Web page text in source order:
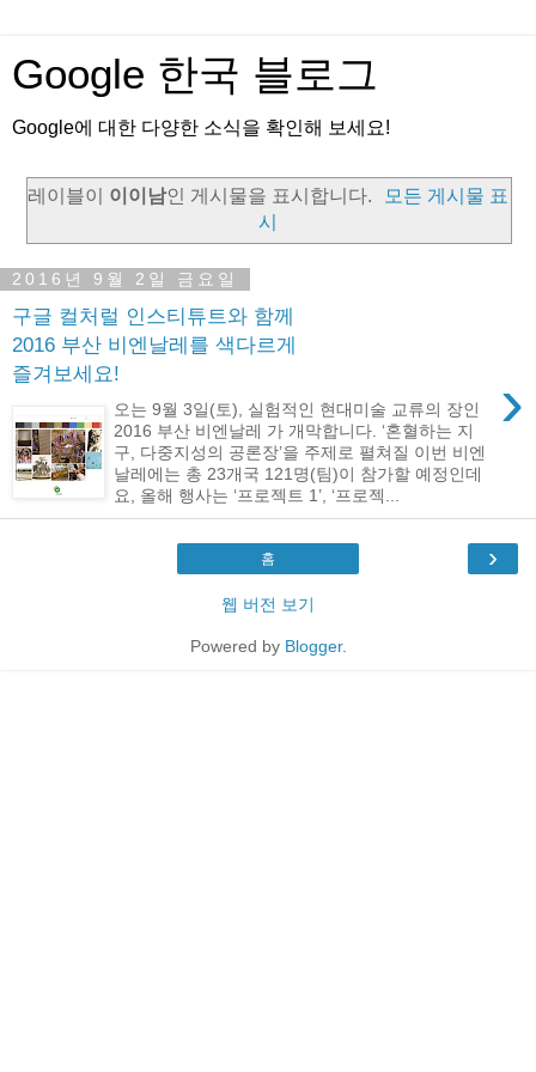
Google 한국 블로그
Google에 대한 다양한 소식을 확인해 보세요!
레이블이 이이남인 게시물을 표시합니다.
모든 게시물 표
시
2016년 9월 2일 금요일
구글 컬처럴 인스티튜트와 함께
2016 부산 비엔날레를 색다르게
즐겨보세요!
›
오는 9월 3일(토), 실험적인 현대미술 교류의 장인
2016 부산 비엔날레 가 개막합니다. ‘혼혈하는 지
구, 다중지성의 공론장’을 주제로 펼쳐질 이번 비엔
날레에는 총 23개국 121명(팀)이 참가할 예정인데
요, 올해 행사는 ‘프로젝트 1’, ‘프로젝...
›
홈
웹 버전 보기
Powered by Blogger.